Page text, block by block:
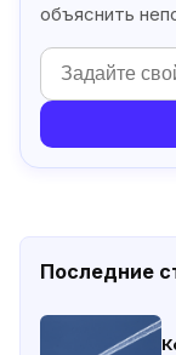
объяснить
Последние